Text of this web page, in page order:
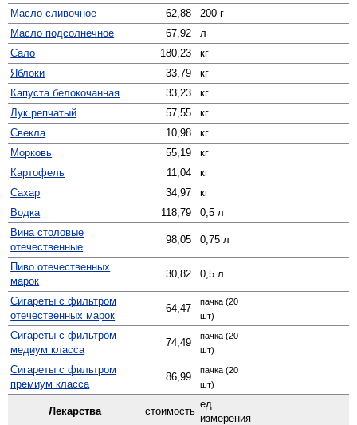
Масло сливочное
62,88
200 г
Масло подсолнечное
67,92
л
Сало
180,23
кг
Яблоки
33,79
кг
Капуста белокочанная
33,23
кг
Лук репчатый
57,55
кг
Свекла
10,98
кг
Морковь
55,19
кг
Картофель
11,04
кг
Сахар
34,97
кг
Водка
118,79
0,5 л
Вина столовые
отечественные
98,05 0,75 л
Пиво отечественных
марок
30,82 0,5 л
Сигареты с фильтром
отечественных марок
64,47
пачка (20
шт)
Сигареты с фильтром
медиум класса
74,49
пачка (20
шт)
Сигареты с фильтром
премиум класса
86,99
пачка (20
шт)
Лекарства стоимость
ед.
измерения